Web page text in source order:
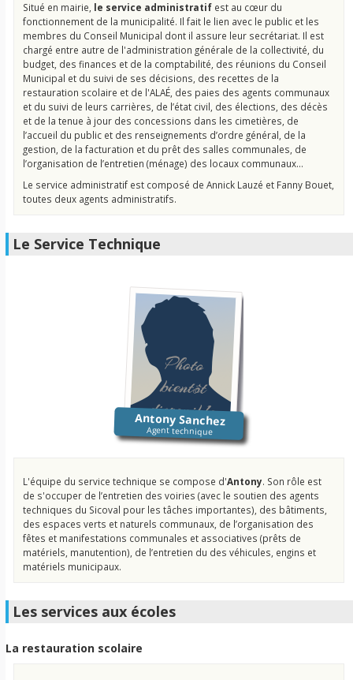
Situé en mairie, le service administratif est au cœur du
fonctionnement de la municipalité. Il fait le lien avec le public et les
membres du Conseil Municipal dont il assure leur secrétariat. Il est
chargé entre autre de l'administration générale de la collectivité, du
budget, des finances et de la comptabilité, des réunions du Conseil
Municipal et du suivi de ses décisions, des recettes de la
restauration scolaire et de l'ALAÉ, des paies des agents communaux
et du suivi de leurs carrières, de l’état civil, des élections, des décès
et de la tenue à jour des concessions dans les cimetières, de
l’accueil du public et des renseignements d’ordre général, de la
gestion, de la facturation et du prêt des salles communales, de
l’organisation de l’entretien (ménage) des locaux communaux…
Le service administratif est composé de Annick Lauzé et Fanny Bouet,
toutes deux agents administratifs.
Le Service Technique
Antony Sanchez
Agent technique
L'équipe du service technique se compose d'Antony. Son rôle est
de s'occuper de l’entretien des voiries (avec le soutien des agents
techniques du Sicoval pour les tâches importantes), des bâtiments,
des espaces verts et naturels communaux, de l’organisation des
fêtes et manifestations communales et associatives (prêts de
matériels, manutention), de l’entretien du des véhicules, engins et
matériels municipaux.
Les services aux écoles
La restauration scolaire